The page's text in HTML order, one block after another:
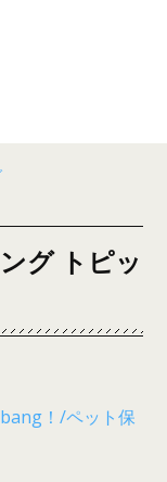
グ トピッ
！/ペット保